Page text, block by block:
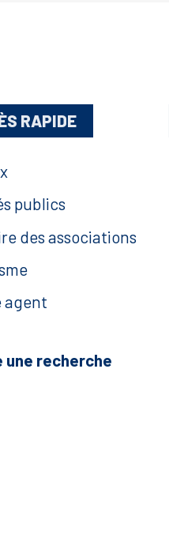
RAPIDE
publics
des associations
agent
une recherche